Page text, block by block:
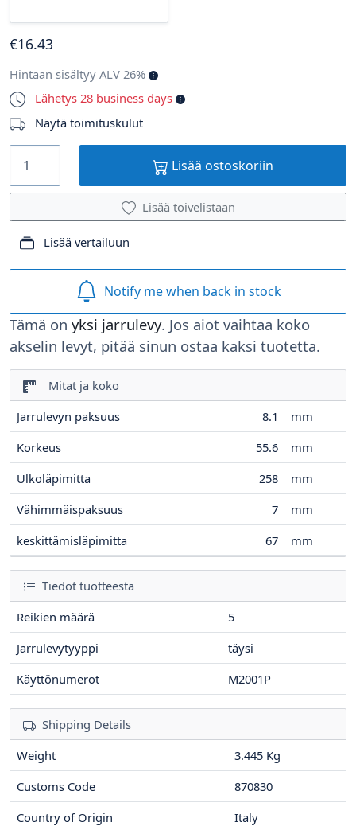
Tämä on yksi jarrulevy. Jos aiot vaihtaa koko
akselin levyt, pitää sinun ostaa kaksi tuotetta.
Mitat ja koko
Jarrulevyn paksuus
8.1
mm
Korkeus
55.6
mm
Ulkoläpimitta
258
mm
Vähimmäispaksuus
7
mm
keskittämisläpimitta
67 mm
Tiedot tuotteesta
Reikien määrä
5
Jarrulevytyyppi
täysi
Käyttönumerot
M2001P
Shipping Details
Weight
3.445 Kg
Customs Code
870830
Country of Origin
Italy
€16.43
Hintaan sisältyy ALV 26%
Lähetys 28 business days
Näytä toimituskulut
Lisää ostoskoriin
Lisää toivelistaan
Lisää vertailuun
Notify me when back in stock